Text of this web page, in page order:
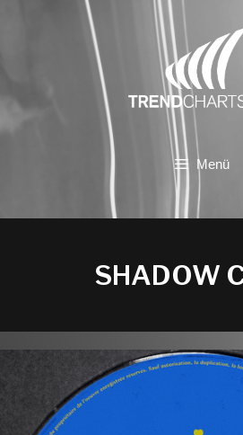
Menü
SHADOW